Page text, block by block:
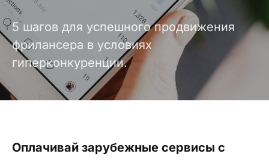
5 шагов для успешного продвижения
фрилансера в условиях
гиперконкуренции.
Оплачивай зарубежные сервисы с